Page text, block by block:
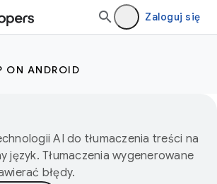
Zaloguj się
ON ANDROID
AI do tłumaczenia treści na
język. Tłumaczenia wygenerowane
błędy.